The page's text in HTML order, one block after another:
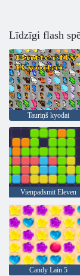
Līdzīgi flash
Tauriņš kyodai
Vienpadsmit Eleven
Candy Lain 5